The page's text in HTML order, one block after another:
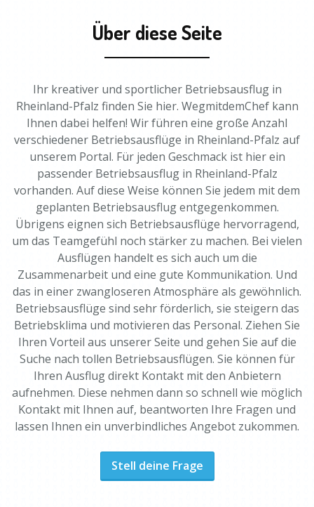
Über diese Seite
Ihr kreativer und sportlicher Betriebsausflug in
Rheinland-Pfalz finden Sie hier. WegmitdemChef kann
Ihnen dabei helfen! Wir führen eine große Anzahl
verschiedener Betriebsausflüge in Rheinland-Pfalz auf
unserem Portal. Für jeden Geschmack ist hier ein
passender Betriebsausflug in Rheinland-Pfalz
vorhanden. Auf diese Weise können Sie jedem mit dem
geplanten Betriebsausflug entgegenkommen.
Übrigens eignen sich Betriebsausflüge hervorragend,
um das Teamgefühl noch stärker zu machen. Bei vielen
Ausflügen handelt es sich auch um die
Zusammenarbeit und eine gute Kommunikation. Und
das in einer zwangloseren Atmosphäre als gewöhnlich.
Betriebsausflüge sind sehr förderlich, sie steigern das
Betriebsklima und motivieren das Personal. Ziehen Sie
Ihren Vorteil aus unserer Seite und gehen Sie auf die
Suche nach tollen Betriebsausflügen. Sie können für
Ihren Ausflug direkt Kontakt mit den Anbietern
aufnehmen. Diese nehmen dann so schnell wie möglich
Kontakt mit Ihnen auf, beantworten Ihre Fragen und
lassen Ihnen ein unverbindliches Angebot zukommen.
Stell deine Frage